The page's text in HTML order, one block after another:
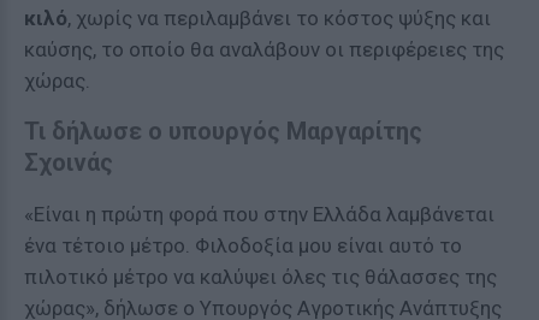
κιλό, χωρίς να περιλαμβάνει το κόστος ψύξης και
καύσης, το οποίο θα αναλάβουν οι περιφέρειες της
χώρας.
Τι δήλωσε ο υπουργός Μαργαρίτης
Σχοινάς
«Είναι η πρώτη φορά που στην Ελλάδα λαμβάνεται
ένα τέτοιο μέτρο. Φιλοδοξία μου είναι αυτό το
πιλοτικό μέτρο να καλύψει όλες τις θάλασσες της
χώρας», δήλωσε ο Υπουργός Αγροτικής Ανάπτυξης